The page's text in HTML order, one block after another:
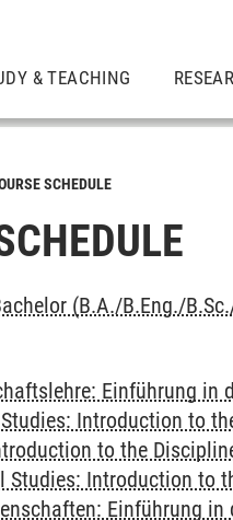
& TEACHING
SCHEDULE
(B.A./B.Eng./
Einführung in
Introduction to
to the
Studies: Introduction to
Einführung in